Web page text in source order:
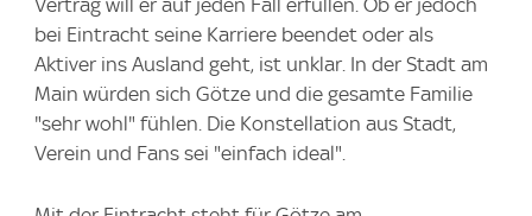
Vertrag will er auf jeden Fall erfüllen. Ob er jedoch
bei Eintracht seine Karriere beendet oder als
Aktiver ins Ausland geht, ist unklar. In der Stadt am
Main würden sich Götze und die gesamte Familie
"sehr wohl" fühlen. Die Konstellation aus Stadt,
Verein und Fans sei "einfach ideal".